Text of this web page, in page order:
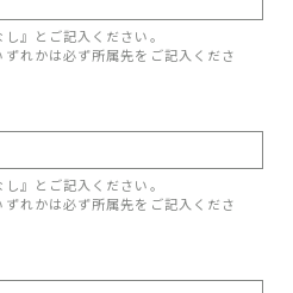
』とご記入ください。
ずれかは必ず所属先をご記入くださ
』とご記入ください。
ずれかは必ず所属先をご記入くださ